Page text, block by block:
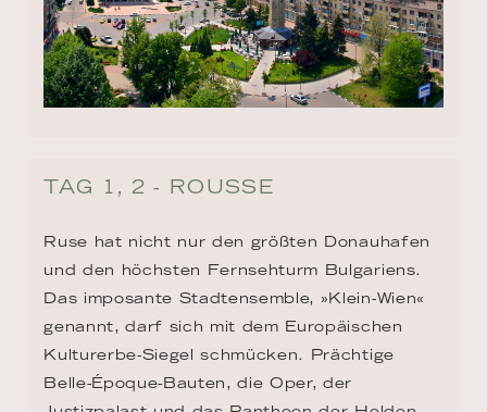
TAG 1, 2 - ROUSSE
Ruse hat nicht nur den größten Donauhafen
und den höchsten Fernsehturm Bulgariens.
Das imposante Stadtensemble, »Klein-Wien«
genannt, darf sich mit dem Europäischen
Kulturerbe-Siegel schmücken. Prächtige
Belle-Époque-Bauten, die Oper, der